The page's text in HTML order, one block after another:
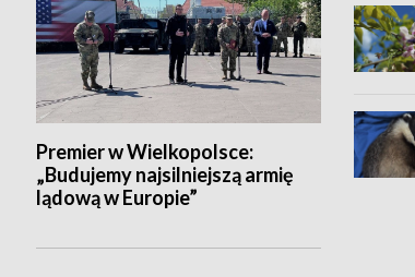
Premier w Wielkopolsce:
„Budujemy najsilniejszą armię
lądową w Europie”